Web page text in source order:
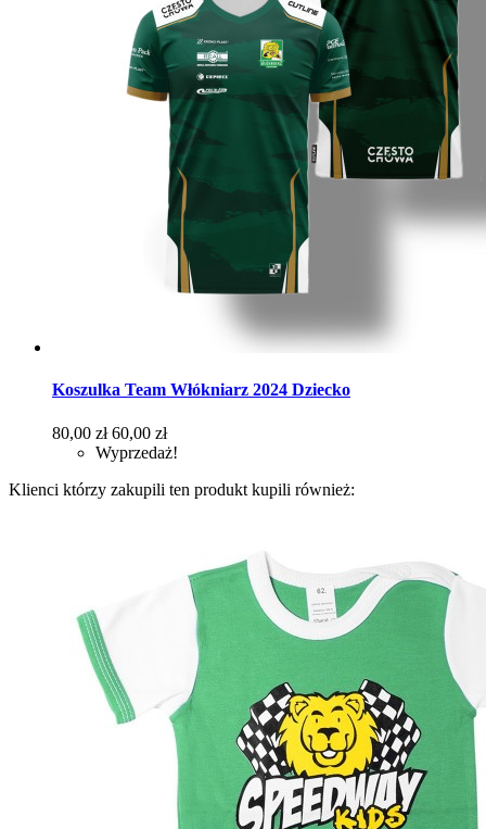
Koszulka Team Włókniarz 2024 Dziecko
Cena
podstawowa
80,00 zł Cena
60,00 zł
Wyprzedaż!
Klienci którzy zakupili ten produkt kupili również: